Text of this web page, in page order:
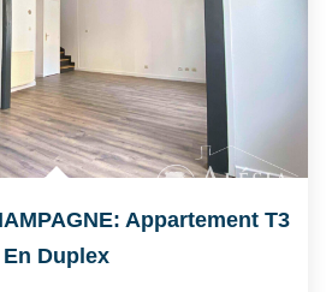
Appartement T3
En Duplex